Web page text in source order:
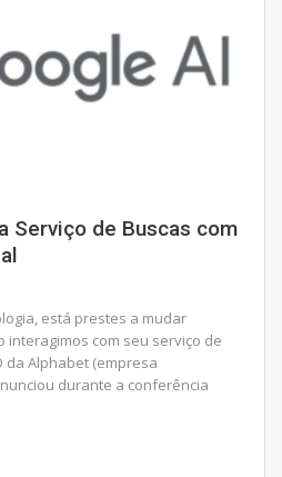
Serviço de Buscas com
está prestes a mudar
interagimos com seu serviço de
da Alphabet (empresa
durante a conferência